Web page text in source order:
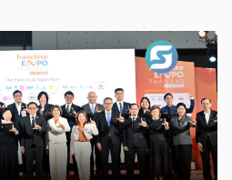
รนไชส์ที่อยู่ในการส่งเสริมสนับสนุน
าภากรณ์ อธิบดีกรมพัฒนาธุรกิจ
เผยภายหลังเป็นประธานเปิดงาน
ลนด์ บาย สมาร์ท เอสเอ็มอี เอ็กซ์
by Smart SME Expo)” ซึ่ง
ชั้นนำที่จัดขึ้นโดย บริษัท พีเอ็มจี
ดับศักยภาพของผู้ประกอบการและ
กิจการผ่านระบบแฟรนไชส์ […]